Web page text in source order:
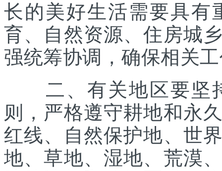
长的美好生活需要具有
育、自然资源、住房城
强统筹协调，确保相关
二、有关地区要坚
则，严格遵守耕地和永
红线、自然保护地、世
地、草地、湿地、荒漠